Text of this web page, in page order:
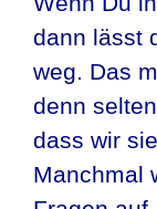
dann lässt
weg. Das
denn
dass wir
Manchmal